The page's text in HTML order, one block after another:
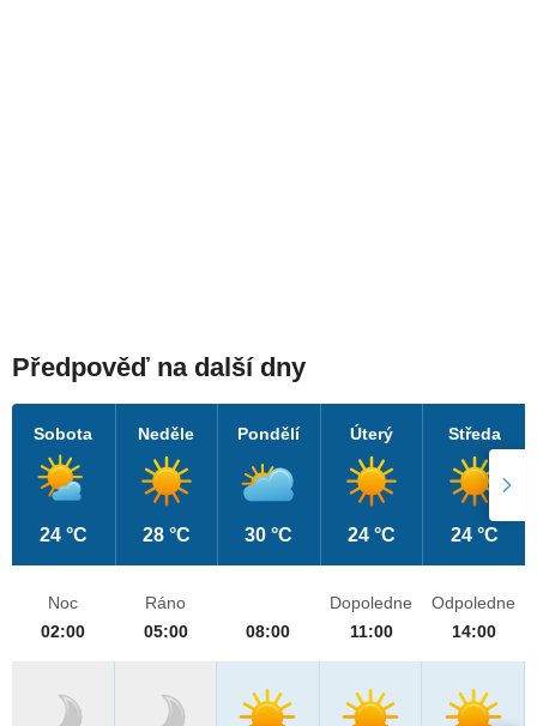
Předpověď na další dny
Sobota
24 °C
Neděle
28 °C
Pondělí
30 °C
Úterý
24 °C
Středa
24 °C
Noc
02:00
Ráno
05:00
08:00
Dopoledne
11:00
Odpoledne
14:00